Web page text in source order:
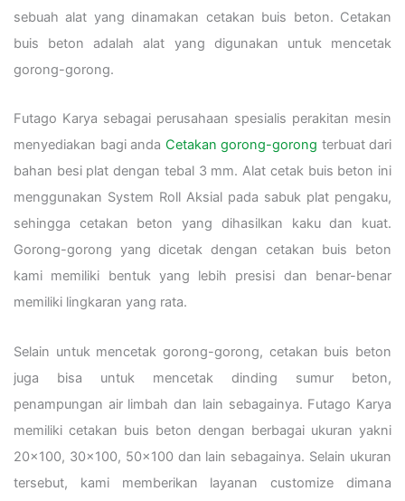
sebuah alat yang dinamakan cetakan buis beton. Cetakan
buis beton adalah alat yang digunakan untuk mencetak
gorong-gorong.
Futago Karya sebagai perusahaan spesialis perakitan mesin
menyediakan bagi anda Cetakan gorong-gorong terbuat dari
bahan besi plat dengan tebal 3 mm. Alat cetak buis beton ini
menggunakan System Roll Aksial pada sabuk plat pengaku,
sehingga cetakan beton yang dihasilkan kaku dan kuat.
Gorong-gorong yang dicetak dengan cetakan buis beton
kami memiliki bentuk yang lebih presisi dan benar-benar
memiliki lingkaran yang rata.
Selain untuk mencetak gorong-gorong, cetakan buis beton
juga bisa untuk mencetak dinding sumur beton,
penampungan air limbah dan lain sebagainya. Futago Karya
memiliki cetakan buis beton dengan berbagai ukuran yakni
20×100, 30×100, 50×100 dan lain sebagainya. Selain ukuran
tersebut, kami memberikan layanan customize dimana